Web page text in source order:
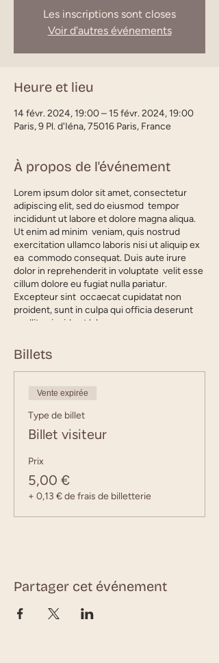
Les inscriptions sont closes
Voir d'autres événements
Heure et lieu
14 févr. 2024, 19:00 – 15 févr. 2024, 19:00
Paris, 9 Pl. d'Iéna, 75016 Paris, France
À propos de l'événement
Lorem ipsum dolor sit amet, consectetur
adipiscing elit, sed do eiusmod tempor
incididunt ut labore et dolore magna aliqua.
Ut enim ad minim veniam, quis nostrud
exercitation ullamco laboris nisi ut aliquip ex
ea commodo consequat. Duis aute irure
dolor in reprehenderit in voluptate velit esse
cillum dolore eu fugiat nulla pariatur.
Excepteur sint occaecat cupidatat non
proident, sunt in culpa qui officia deserunt
mollit anim id est laborum.
Billets
Vente expirée
Type de billet
Billet visiteur
Prix
5,00 €
+ 0,13 € de frais de billetterie
Partager cet événement